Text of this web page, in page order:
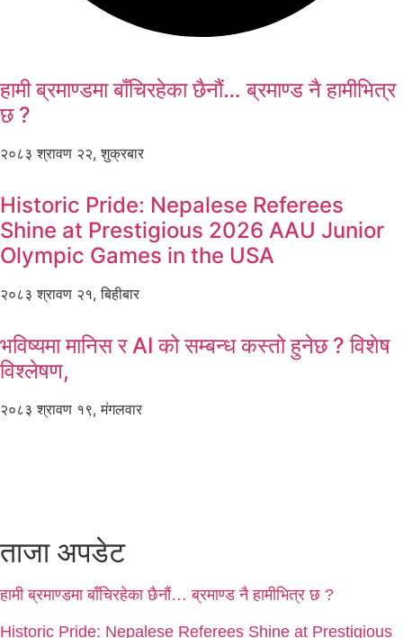
हामी ब्रमाण्डमा बाँचिरहेका छैनौं… ब्रमाण्ड नै हामीभित्र
छ ?
२०८३ श्रावण २२, शुक्रबार
Historic Pride: Nepalese Referees
Shine at Prestigious 2026 AAU Junior
Olympic Games in the USA
२०८३ श्रावण २१, बिहीबार
भविष्यमा मानिस र AI को सम्बन्ध कस्तो हुनेछ ? विशेष
विश्लेषण,
२०८३ श्रावण १९, मंगलवार
ताजा अपडेट
हामी ब्रमाण्डमा बाँचिरहेका छैनौं… ब्रमाण्ड नै हामीभित्र छ ?
Historic Pride: Nepalese Referees Shine at Prestigious